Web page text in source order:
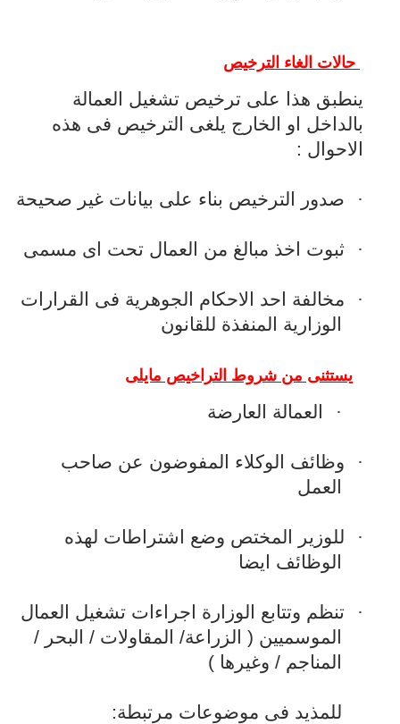
حالات الغاء الترخيص
ينطبق هذا على ترخيص تشغيل العمالة
بالداخل او الخارج يلغى الترخيص فى هذه
الاحوال :
· صدور الترخيص بناء على بيانات غير صحيحة
· ثبوت اخذ مبالغ من العمال تحت اى مسمى
·
مخالفة احد الاحكام الجوهرية فى القرارات
الوزارية المنفذة للقانون
يستثنى من شروط التراخيص مايلى
· العمالة العارضة
·
وظائف الوكلاء المفوضون عن صاحب
العمل
·
للوزير المختص وضع اشتراطات لهذه
الوظائف ايضا
·
تنظم وتتابع الوزارة اجراءات تشغيل العمال
الموسميين ( الزراعة/ المقاولات / البحر /
المناجم / وغيرها )
للمذيد فى موضوعات مرتبطة: